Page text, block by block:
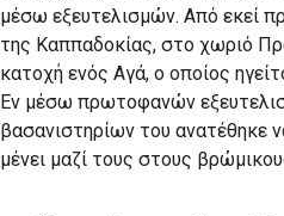
μέσω εξευτελισμών. Από εκεί
της Καππαδοκίας, στο χωριό
κατοχή ενός Αγά, ο οποίος
Εν μέσω πρωτοφανών
βασανιστηρίων του ανατέθηκε
μένει μαζί τους στους